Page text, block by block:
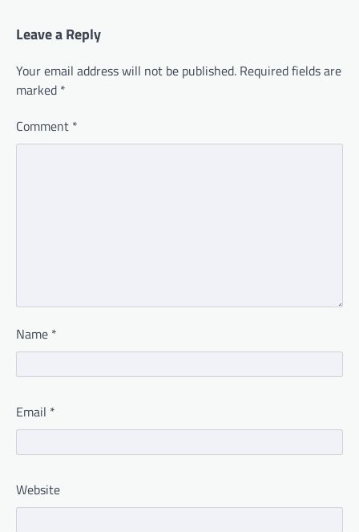
Leave a Reply
Your email address will not be published. Required fields are
marked *
Comment *
Name *
Email *
Website